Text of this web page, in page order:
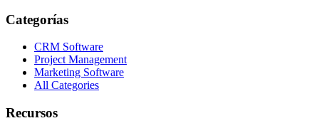
Categorías
CRM Software
Project Management
Marketing Software
All Categories
Recursos